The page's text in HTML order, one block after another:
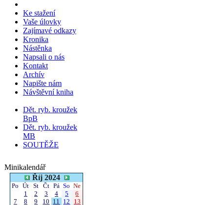
Ke stažení
Vaše úlovky
Zajímavé odkazy
Kronika
Nástěnka
Napsali o nás
Kontakt
Archív
Napište nám
Návštěvní kniha
Dět. ryb. kroužek
BpB
Dět. ryb. kroužek
MB
SOUTĚŽE
Minikalendář
Říj 2024
Po Út St Čt Pá So Ne
1
2 3 4 5
6
7
8 9 10 11 12
13